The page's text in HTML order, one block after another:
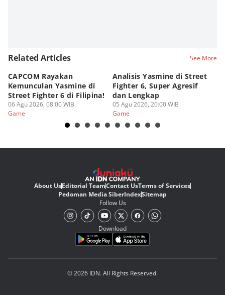
Related Articles See More
CAPCOM Rayakan
Kemunculan Yasmine di
Street Fighter 6 di Filipina!
06 Agu 2026, 08:00 WIB
Game
Analisis Yasmine di Street
Fighter 6, Super Agresif
dan Lengkap
05 Agu 2026, 20:00 WIB
Game
About UsEditorial TeamContact UsTerms of Services
Pedoman Media SiberIndexSitemap
Follow Us
Download
© 2026 IDN. All Rights Reserved.